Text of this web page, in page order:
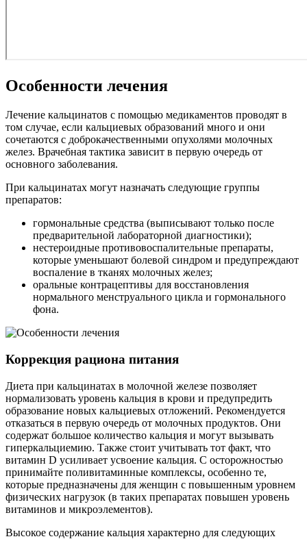
Особенности лечения
Лечение кальцинатов с помощью медикаментов проводят в
том случае, если кальциевых образований много и они
сочетаются с доброкачественными опухолями молочных
желез. Врачебная тактика зависит в первую очередь от
основного заболевания.
При кальцинатах могут назначать следующие группы
препаратов:
гормональные средства (выписывают только после
предварительной лабораторной диагностики);
нестероидные противовоспалительные препараты,
которые уменьшают болевой синдром и предупреждают
воспаление в тканях молочных желез;
оральные контрацептивы для восстановления
нормального менструального цикла и гормонального
фона.
Коррекция рациона питания
Диета при кальцинатах в молочной железе позволяет
нормализовать уровень кальция в крови и предупредить
образование новых кальциевых отложений. Рекомендуется
отказаться в первую очередь от молочных продуктов. Они
содержат большое количество кальция и могут вызывать
гиперкальциемию. Также стоит учитывать тот факт, что
витамин D усиливает усвоение кальция. С осторожностью
принимайте поливитаминные комплексы, особенно те,
которые предназначены для женщин с повышенным уровнем
физических нагрузок (в таких препаратах повышен уровень
витаминов и микроэлементов).
Высокое содержание кальция характерно для следующих